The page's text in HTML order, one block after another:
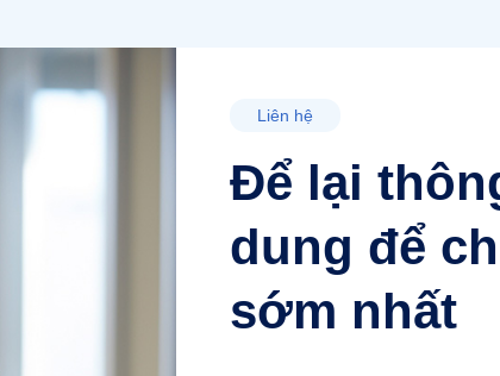
Liên hệ
Để lại
dung để
sớm nhất